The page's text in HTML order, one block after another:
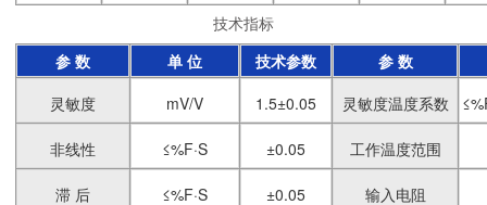
技术指标
参 数 单 位 技术参数
参 数
灵敏度
mV/V 1.5±0.05 灵敏度温度系数
非线性 ≤%F·S ±0.05 工作温度范围
滞 后 ≤%F·S ±0.05 输入电阻